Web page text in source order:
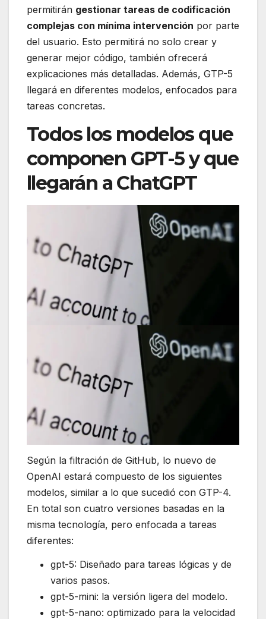
permitirán gestionar tareas de codificación
complejas con mínima intervención por parte
del usuario. Esto permitirá no solo crear y
generar mejor código, también ofrecerá
explicaciones más detalladas. Además, GTP-5
llegará en diferentes modelos, enfocados para
tareas concretas.
Todos los modelos que
componen GPT-5 y que
llegarán a ChatGPT
Según la filtración de GitHub, lo nuevo de
OpenAI estará compuesto de los siguientes
modelos, similar a lo que sucedió con GTP-4.
En total son cuatro versiones basadas en la
misma tecnología, pero enfocada a tareas
diferentes:
gpt-5: Diseñado para tareas lógicas y de
varios pasos.
gpt-5-mini: la versión ligera del modelo.
gpt-5-nano: optimizado para la velocidad